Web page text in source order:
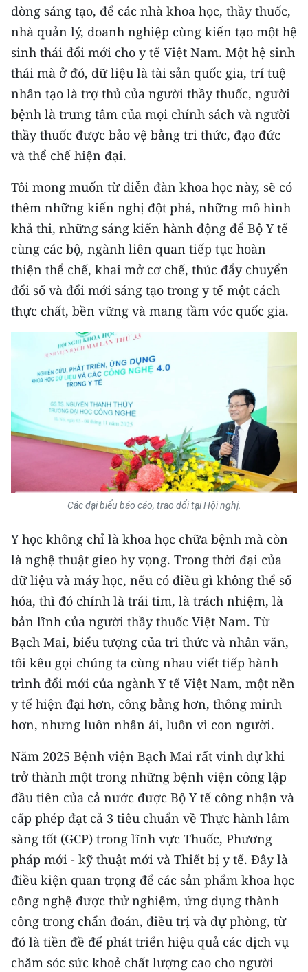
dòng sáng tạo, để các nhà khoa học, thầy thuốc,
nhà quản lý, doanh nghiệp cùng kiến tạo một hệ
sinh thái đổi mới cho y tế Việt Nam. Một hệ sinh
thái mà ở đó, dữ liệu là tài sản quốc gia, trí tuệ
nhân tạo là trợ thủ của người thầy thuốc, người
bệnh là trung tâm của mọi chính sách và người
thầy thuốc được bảo vệ bằng tri thức, đạo đức
và thể chế hiện đại.
Tôi mong muốn từ diễn đàn khoa học này, sẽ có
thêm những kiến nghị đột phá, những mô hình
khả thi, những sáng kiến hành động để Bộ Y tế
cùng các bộ, ngành liên quan tiếp tục hoàn
thiện thể chế, khai mở cơ chế, thúc đẩy chuyển
đổi số và đổi mới sáng tạo trong y tế một cách
thực chất, bền vững và mang tầm vóc quốc gia.
Các đại biểu báo cáo, trao đổi tại Hội nghị.
Y học không chỉ là khoa học chữa bệnh mà còn
là nghệ thuật gieo hy vọng. Trong thời đại của
dữ liệu và máy học, nếu có điều gì không thể số
hóa, thì đó chính là trái tim, là trách nhiệm, là
bản lĩnh của người thầy thuốc Việt Nam. Từ
Bạch Mai, biểu tượng của tri thức và nhân văn,
tôi kêu gọi chúng ta cùng nhau viết tiếp hành
trình đổi mới của ngành Y tế Việt Nam, một nền
y tế hiện đại hơn, công bằng hơn, thông minh
hơn, nhưng luôn nhân ái, luôn vì con người.
Năm 2025 Bệnh viện Bạch Mai rất vinh dự khi
trở thành một trong những bệnh viện công lập
đầu tiên của cả nước được Bộ Y tế công nhận và
cấp phép đạt cả 3 tiêu chuẩn về Thực hành lâm
sàng tốt (GCP) trong lĩnh vực Thuốc, Phương
pháp mới - kỹ thuật mới và Thiết bị y tế. Đây là
điều kiện quan trọng để các sản phẩm khoa học
công nghệ được thử nghiệm, ứng dụng thành
công trong chẩn đoán, điều trị và dự phòng, từ
đó là tiền đề để phát triển hiệu quả các dịch vụ
chăm sóc sức khoẻ chất lượng cao cho người